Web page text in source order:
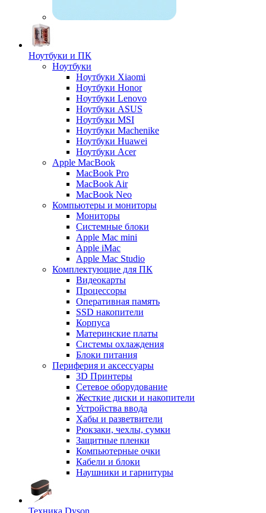
Ноутбуки и ПК
Ноутбуки
Ноутбуки Xiaomi
Ноутбуки Honor
Ноутбуки Lenovo
Ноутбуки ASUS
Ноутбуки MSI
Ноутбуки Machenike
Ноутбуки Huawei
Ноутбуки Acer
Apple MacBook
MacBook Pro
MacBook Air
MacBook Neo
Компьютеры и мониторы
Мониторы
Системные блоки
Apple Mac mini
Apple iMac
Apple Mac Studio
Комплектующие для ПК
Видеокарты
Процессоры
Оперативная память
SSD накопители
Корпуса
Материнские платы
Системы охлаждения
Блоки питания
Периферия и аксессуары
3D Принтеры
Сетевое оборудование
Жесткие диски и накопители
Устройства ввода
Хабы и разветвители
Рюкзаки, чехлы, сумки
Защитные пленки
Компьютерные очки
Кабели и блоки
Наушники и гарнитуры
Техника Dyson